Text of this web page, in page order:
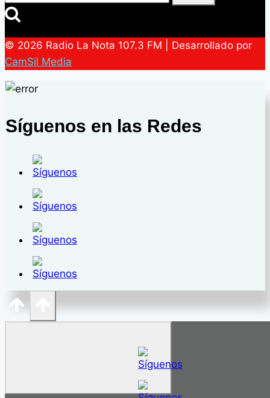
© 2026 Radio La Nota 107.3 FM | Desarrollado por
CamSil Media
Síguenos en las Redes